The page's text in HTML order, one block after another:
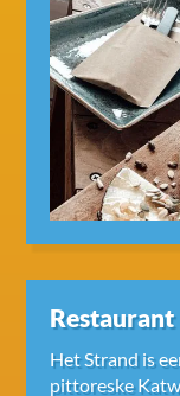
Het Strand is
pittoreske